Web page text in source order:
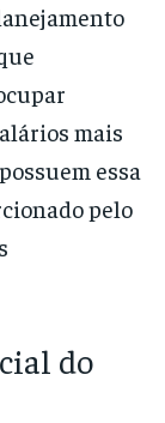
mais
essa
pelo
do